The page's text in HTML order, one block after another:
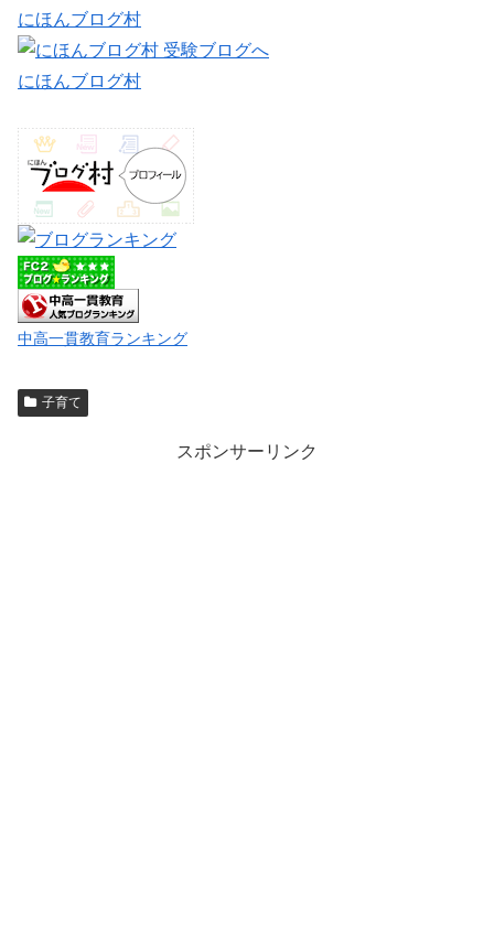
にほんブログ村
にほんブログ村
中高一貫教育ランキング
子育て
スポンサーリンク